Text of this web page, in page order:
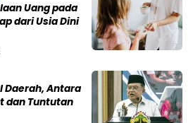
Uang pada
dari Usia Dini
Daerah, Antara
dan Tuntutan